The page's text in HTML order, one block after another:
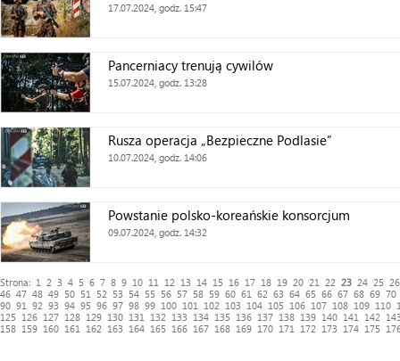
17.07.2024, godz. 15:47
Pancerniacy trenują cywilów
15.07.2024, godz. 13:28
Rusza operacja „Bezpieczne Podlasie”
10.07.2024, godz. 14:06
Powstanie polsko-koreańskie konsorcjum
09.07.2024, godz. 14:32
Strona: 1 2 3 4 5 6 7 8 9 10 11 12 13 14 15 16 17 18 19 20 21 22 23 24 25
26
46 47 48 49 50 51 52 53 54 55 56 57 58 59 60 61 62 63 64 65 66 67 68 69 70
90 91 92 93 94 95 96 97 98 99 100 101 102 103 104 105 106 107 108 109 110
125
126 127 128 129 130 131 132 133 134 135 136 137 138 139 140 141 142
158 159 160 161 162 163 164 165 166 167 168 169 170 171 172 173 174 175